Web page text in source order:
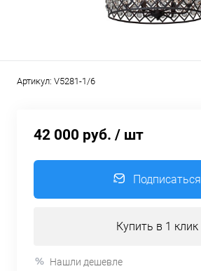
Артикул: V5281-1/6
42 000 руб. / шт
Подписаться
Купить в 1 клик
Нашли дешевле